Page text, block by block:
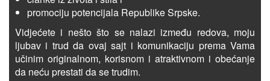
promociju potencijala Republike Srpske.
Vidjećete i nešto što se nalazi između redova, moju
ljubav i trud da ovaj sajt i komunikaciju prema Vama
učinim originalnom, korisnom i atraktivnom i obećanje
da neću prestati da se trudim.